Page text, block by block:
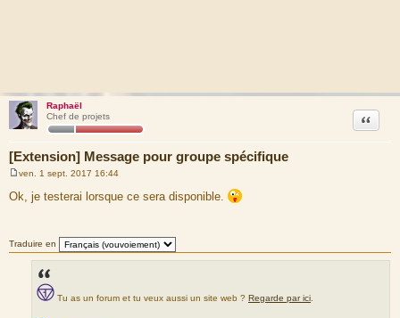
Raphaël
Chef de projets
[Extension] Message pour groupe spécifique
Citation
e
s
e
ven. 1 sept. 2017 16:44
Ok, je testerai lorsque ce sera disponible.
Traduire en
Tu as un forum et tu veux aussi un site web ? Regarde par ici